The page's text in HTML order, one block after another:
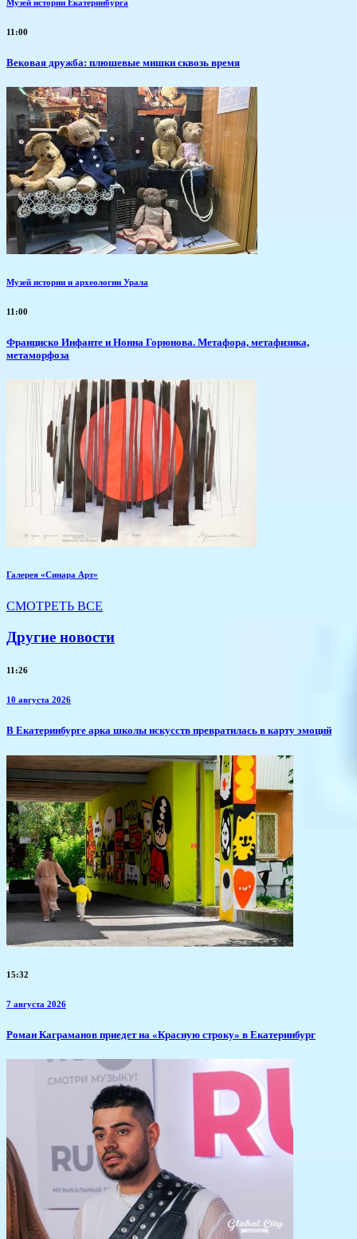
Музей истории Екатеринбурга
11:00
Вековая дружба: плюшевые мишки сквозь время
Музей истории и археологии Урала
11:00
Франциско Инфанте и Нонна Горюнова. Метафора, метафизика,
метаморфоза
Галерея «Синара Арт»
СМОТРЕТЬ ВСЕ
Другие новости
11:26
10 августа 2026
​В Екатеринбурге арка школы искусств превратилась в карту эмоций
15:32
7 августа 2026
​Роман Каграманов приедет на «Красную строку» в Екатеринбург